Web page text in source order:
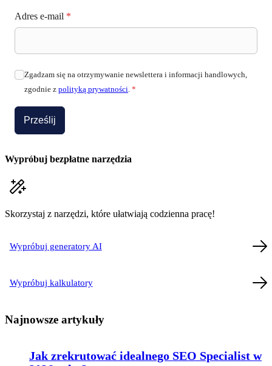
Adres e-mail *
Zgadzam się na otrzymywanie newslettera i informacji handlowych,
zgodnie z polityką prywatności. *
Prześlij
Wypróbuj bezpłatne narzędzia
Skorzystaj z narzędzi, które ułatwiają codzienna pracę!
Wypróbuj generatory AI
Wypróbuj kalkulatory
Najnowsze artykuły
Jak zrekrutować idealnego SEO Specialist w